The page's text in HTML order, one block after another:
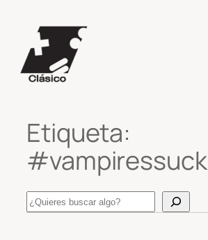
contenido
Etiqueta:
#vampiressuck
Search